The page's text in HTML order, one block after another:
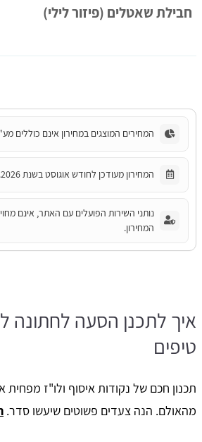
חבילת שאטלים (פיזור לילי)
המחירים המוצגים במחירון אינם כוללים
המחירון מעודכן לחודש אוגוסט בשנת 2026.
נותני השירות הפועלים עם האתר, אינם
המחירון.
איך לתכנן הסעה לחתונה
טיפים
תכנון חכם של נקודות איסוף ולו"ז מפחית
מהאולם. הנה צעדים פשוטים שיעשו סדר.